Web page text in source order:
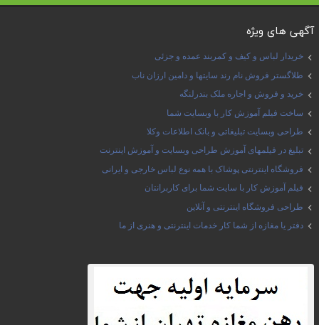
آگهی های ویژه
خریدار لباس و کیف و کمربند عمده و جزئی
طلاگستر فروش نام رند سایتها و دامین ارزان ناب
خرید و فروش و اجاره ملک بندرلنگه
ساخت فیلم آموزش کار با وبسایت شما
طراحی وبسایت تبلیغاتی و بانک اطلاعات وکلا
تبلیغ در فیلمهای آموزش طراحی وبسایت و آموزش اینترنت
فروشگاه اینترنتی پوشاک با همه نوع لباس خارجی و ایرانی
فیلم آموزش کار با سایت شما برای کاربرانتان
طراحی فروشگاه اینترنتی و آنلاین
دفتر یا مغازه از شما کار خدمات اینترنتی و هنری از ما